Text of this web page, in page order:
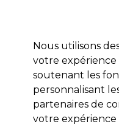
Marques Bons plans
Nous utilisons
votre
soutenant les
personnalisant
partenaires de
votre